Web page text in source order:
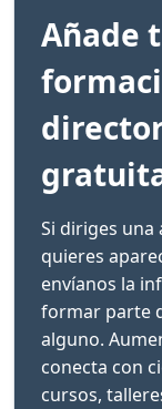
Añade
Si diriges
quieres
envíanos la
formar parte
alguno.
conecta con
cursos,